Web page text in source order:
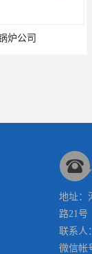
炉公司
地址：
路21号
联系人
微信帐